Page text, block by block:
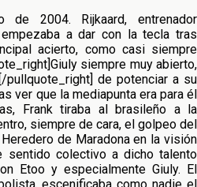
de 2004. Rijkaard, entrenador
a dar con la tecla tras
acierto, como casi siempre
siempre muy abierto,
pullquote_right] de potenciar a su
ver que la mediapunta era para él
Frank tiraba al brasileño a la
siempre de cara, el golpeo del
de Maradona en la visión
sentido colectivo a dicho talento
Etoo y especialmente Giuly. El